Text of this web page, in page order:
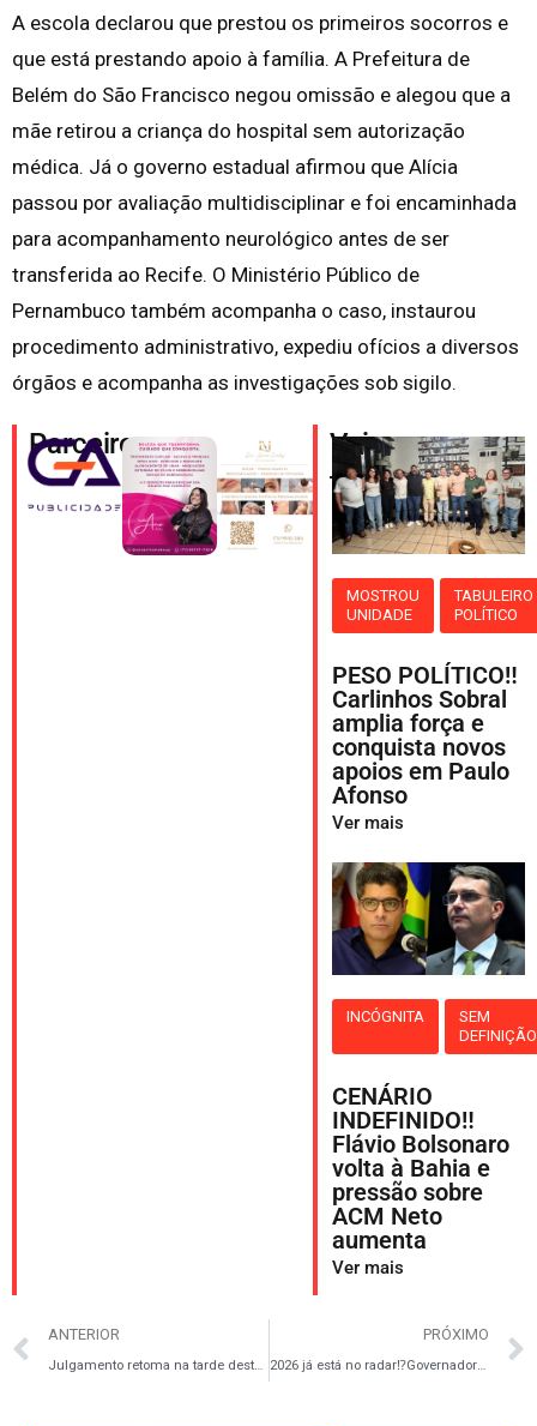
A escola declarou que prestou os primeiros socorros e
que está prestando apoio à família. A Prefeitura de
Belém do São Francisco negou omissão e alegou que a
mãe retirou a criança do hospital sem autorização
médica. Já o governo estadual afirmou que Alícia
passou por avaliação multidisciplinar e foi encaminhada
para acompanhamento neurológico antes de ser
transferida ao Recife. O Ministério Público de
Pernambuco também acompanha o caso, instaurou
procedimento administrativo, expediu ofícios a diversos
órgãos e acompanha as investigações sob sigilo.
Parceiros
Veja
também
MOSTROU
UNIDADE
TABULEIRO
POLÍTICO
PESO POLÍTICO‼️
Carlinhos Sobral
amplia força e
conquista novos
apoios em Paulo
Afonso
Ver mais
INCÓGNITA
SEM
DEFINIÇÃO
CENÁRIO
INDEFINIDO‼️
Flávio Bolsonaro
volta à Bahia e
pressão sobre
ACM Neto
aumenta
Ver mais
ANTERIOR
Julgamento retoma na tarde desta quinta com voto decisivo de Cármen Lúcia
PRÓXIMO
2026 já está no radar⁉️Governadores articulam frente única contra Lula